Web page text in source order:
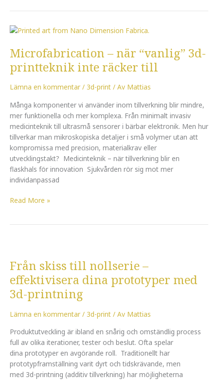
Microfabrication – när “vanlig” 3d-
printteknik inte räcker till
Lämna en kommentar / 3d-print / Av Mattias
Många komponenter vi använder inom tillverkning blir mindre,
mer funktionella och mer komplexa. Från minimalt invasiv
medicinteknik till ultrasmå sensorer i bärbar elektronik. Men hur
tillverkar man mikroskopiska detaljer i små volymer utan att
kompromissa med precision, materialkrav eller
utvecklingstakt? Medicinteknik – när tillverkning blir en
flaskhals för innovation Sjukvården rör sig mot mer
individanpassad
Microfabrication
när
“vanlig”
3d-
printteknik
räcker
till
Read More »
Från skiss till nollserie –
effektivisera dina prototyper med
3d-printning
Lämna en kommentar / 3d-print / Av Mattias
Produktutveckling är ibland en snårig och omständlig process
full av olika iterationer, tester och beslut. Ofta spelar
dina prototyper en avgörande roll. Traditionellt har
prototypframställning varit dyrt och tidskrävande, men
med 3d-printning (additiv tillverkning) har möjligheterna
till
nollserie
–
effektivisera
prototyper
med
3d-
printning